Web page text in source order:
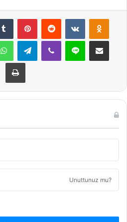
Tumblr PinterestReddit VKontakte
WhatsAppTelegramViber Line E-Posta ile
Yazdır
Unuttunuz mu?